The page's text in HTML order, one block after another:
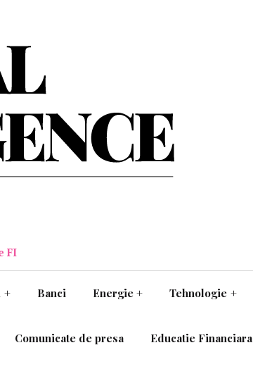
FI
+ Banci Energie + Tehnologie +
Comunicate de presa Educatie Financiara